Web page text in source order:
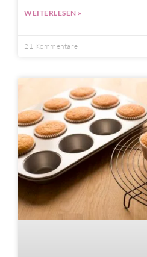
WEITERLESEN »
21 Kommentare